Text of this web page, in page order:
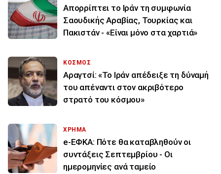
Απορρίπτει το Ιράν τη συμφωνία
Σαουδικής Αραβίας, Τουρκίας και
Πακιστάν - «Είναι μόνο στα χαρτιά»
ΚΟΣΜΟΣ
Αραγτσί: «Το Ιράν απέδειξε τη δύναμή
του απέναντι στον ακριβότερο
στρατό του κόσμου»
ΧΡΗΜΑ
e-ΕΦΚΑ: Πότε θα καταβληθούν οι
συντάξεις Σεπτεμβρίου - Οι
ημερομηνίες ανά ταμείο